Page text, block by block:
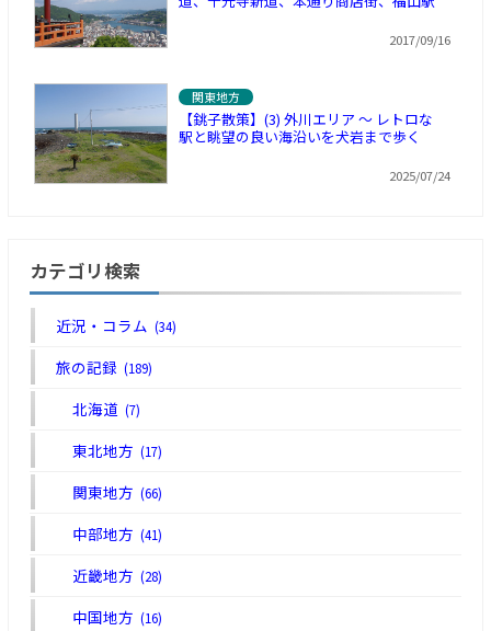
2017/09/16
関東地方
【銚子散策】(3) 外川エリア ～ レトロな
駅と眺望の良い海沿いを犬岩まで歩く
2025/07/24
カテゴリ検索
近況・コラム(34)
旅の記録(189)
北海道(7)
東北地方(17)
関東地方(66)
中部地方(41)
近畿地方(28)
中国地方(16)